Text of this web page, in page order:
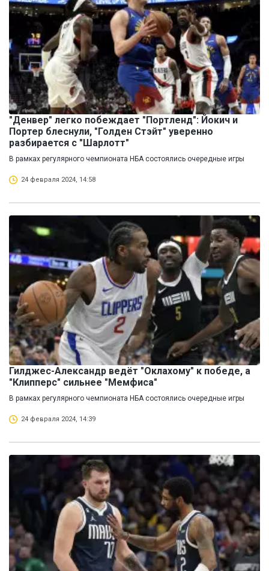
"Денвер" легко побеждает "Портленд": Йокич и
Портер блеснули, "Голден Стэйт" уверенно
разбирается с "Шарлотт"
В рамках регулярного чемпионата НБА состоялись очередные игры
24 февраля 2024, 14:58
Гилджес-Александр ведёт "Оклахому" к победе, а
"Клипперс" сильнее "Мемфиса"
В рамках регулярного чемпионата НБА состоялись очередные игры
24 февраля 2024, 14:39